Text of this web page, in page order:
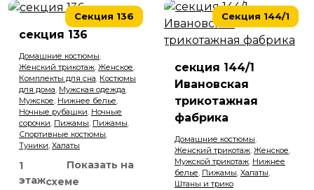
Перчатки
Верхняя одежда
Костюмы
Куртки
Верхняя женская одежда
Верхняя мужская одежда
Домашняя одежда
Секция 136
секция 136
Домашние костюмы,
Женский трикотаж, Женское,
Комплекты для сна, Костюмы
для дома, Мужская одежда,
Мужское, Нижнее белье,
Ночные рубашки, Ночные
сорочки, Пижамы, Пижамы,
Спортивные костюмы,
Туники, Халаты
1
этаж
Показать на
схеме
Секция 144/1
секция 144/1
Ивановская
трикотажная
фабрика
Домашние костюмы,
Женский трикотаж, Женское,
Мужской трикотаж, Нижнее
белье, Пижамы, Халаты,
Штаны и трико